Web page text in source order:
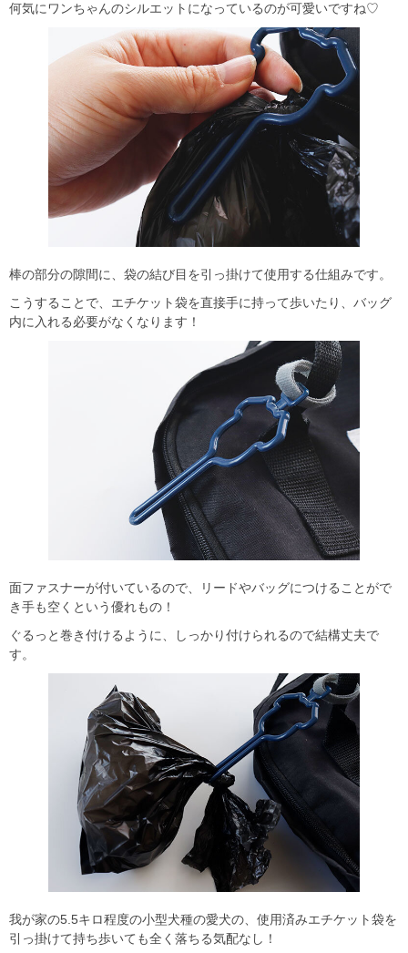
何気にワンちゃんのシルエットになっているのが可愛いですね♡
棒の部分の隙間に、袋の結び目を引っ掛けて使用する仕組みです。
こうすることで、エチケット袋を直接手に持って歩いたり、バッグ
内に入れる必要がなくなります！
面ファスナーが付いているので、リードやバッグにつけることがで
き手も空くという優れもの！
ぐるっと巻き付けるように、しっかり付けられるので結構丈夫で
す。
我が家の5.5キロ程度の小型犬種の愛犬の、使用済みエチケット袋を
引っ掛けて持ち歩いても全く落ちる気配なし！